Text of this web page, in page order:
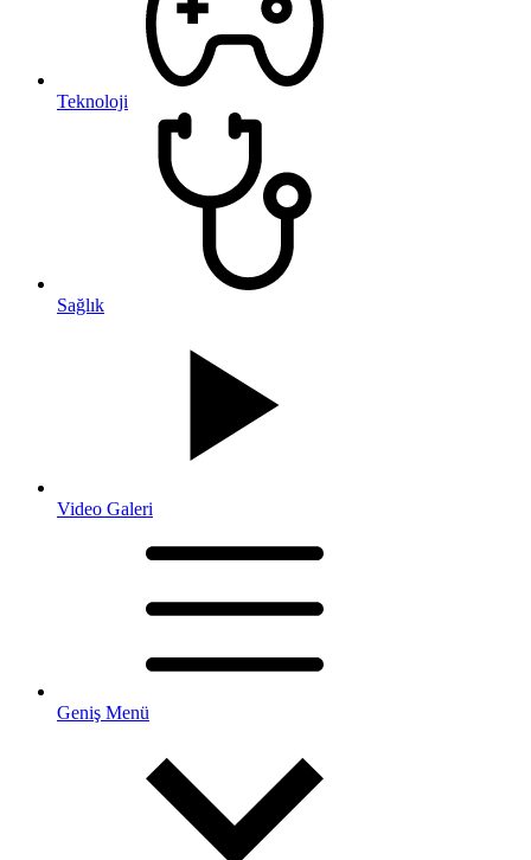
Teknoloji
Sağlık
Video Galeri
Geniş Menü